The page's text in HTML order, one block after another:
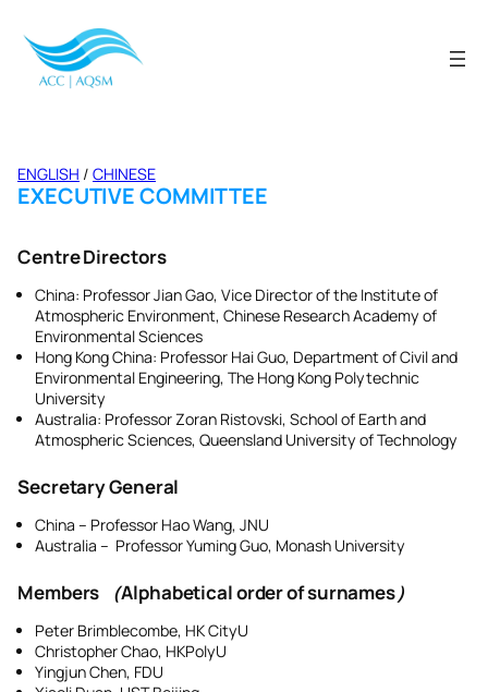
content
ENGLISH / CHINESE
EXECUTIVE COMMITTEE
Centre Directors
China: Professor Jian Gao, Vice Director of the Institute of
Atmospheric Environment, Chinese Research Academy of
Environmental Sciences
Hong Kong China: Professor Hai Guo, Department of Civil and
Environmental Engineering, The Hong Kong Polytechnic
University
Australia: Professor Zoran Ristovski, School of Earth and
Atmospheric Sciences, Queensland University of Technology
Secretary General
China – Professor Hao Wang, JNU
Australia – Professor Yuming Guo, Monash University
Members （Alphabetical order of surnames）
Peter Brimblecombe, HK CityU
Christopher Chao, HKPolyU
Yingjun Chen, FDU